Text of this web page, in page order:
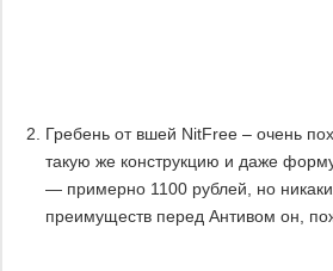
Гребень от вшей NitFree – очень
такую же конструкцию и даже
— примерно 1100 рублей, но
преимуществ перед Антивом он,